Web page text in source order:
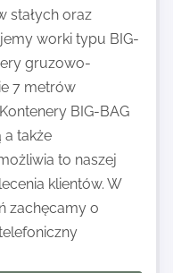
stałych oraz
worki typu BIG-
gruzowo-
7 metrów
BIG-BAG
a także
to naszej
klientów. W
zachęcamy o